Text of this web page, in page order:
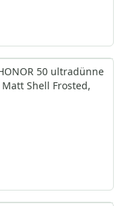
50 ultradünne
Shell Frosted,